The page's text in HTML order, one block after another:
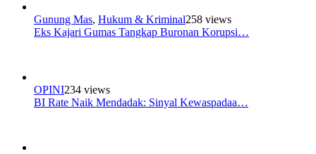
Gunung Mas, Hukum & Kriminal258 views
Eks Kajari Gumas Tangkap Buronan Korupsi…
OPINI234 views
BI Rate Naik Mendadak: Sinyal Kewaspadaa…